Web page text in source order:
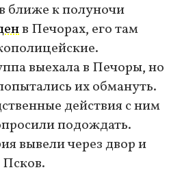
ближе к полуночи
в Печорах, его там
выехала в Печоры, но
их обмануть.
действия с ним
подождать.
вывели через двор и
Псков.